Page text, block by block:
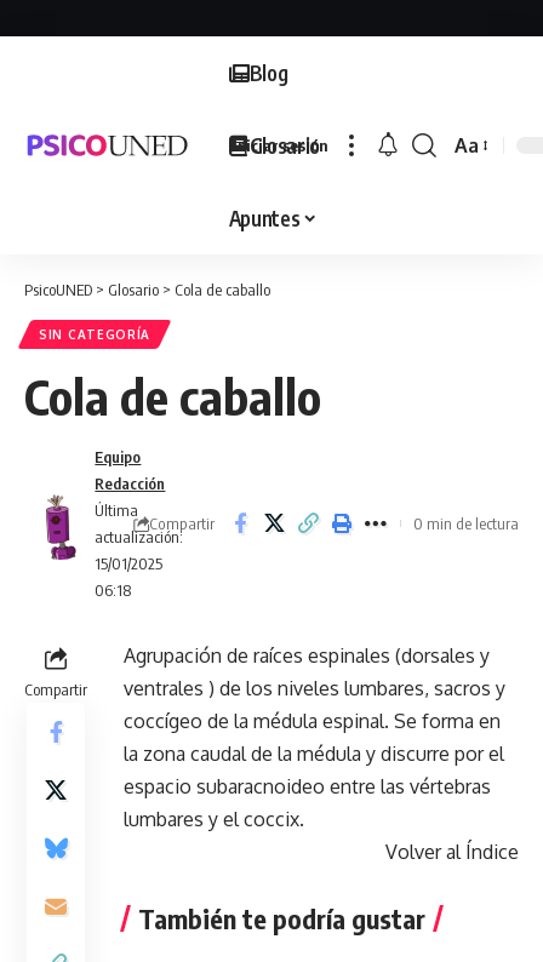
Blog
Glosario
Apuntes
Iniciar sesión
Font
Aa
PsicoUNED > Glosario > Cola de caballo
SIN CATEGORÍA
Cola de caballo
Última
actualización:
15/01/2025
06:18
Equipo
Redacción
Compartir 0 min de lectura
Compartir
Agrupación de raíces espinales (dorsales y
ventrales ) de los niveles lumbares, sacros y
coccígeo de la médula espinal. Se forma en
la zona caudal de la médula y discurre por el
espacio subaracnoideo entre las vértebras
lumbares y el coccix.
Volver al Índice
También te podría gustar